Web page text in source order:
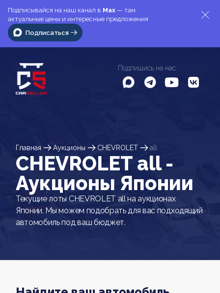
Подписывайся на наш канал в Max — там
актуальные цены и интересные предложения
Подписаться
Подпишись на нас
Главная Аукционы CHEVROLET all
CHEVROLET all -
Аукционы Японии
Текущие лоты CHEVROLET all на аукционах
Японии. Мы можем подобрать для вас подходящий
автомобиль под ваш бюджет.